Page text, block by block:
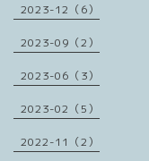
2023-12（6）
2023-09（2）
2023-06（3）
2023-02（5）
2022-11（2）